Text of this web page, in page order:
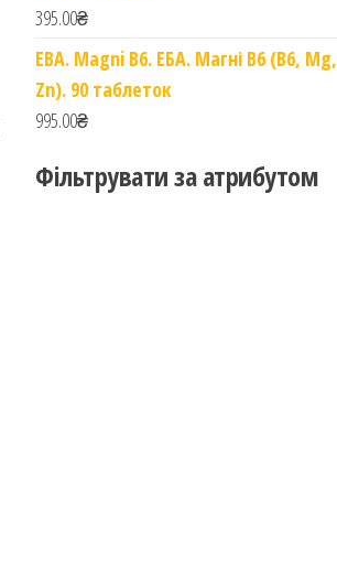
395.00₴
EBA. Magni B6. ЕБА. Магні B6 (B6, Mg,
Zn). 90 таблеток
995.00₴
Фільтрувати за атрибутом